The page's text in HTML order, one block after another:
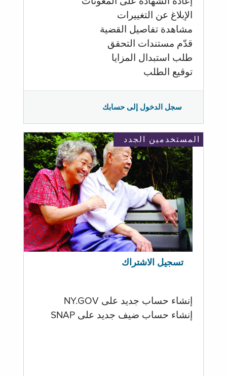
الإبلاغ عن التغييرات
مشاهدة تفاصيل القضية
قدّم مستندات التحقق
طلب استبدال المزايا
توقيع الطلب
سجل الدخول إلى حسابك
المستخدمين الجدد
تسجيل الاشتراك
إنشاء حساب جديد على NY.GOV
إنشاء حساب ضيف جديد على SNAP